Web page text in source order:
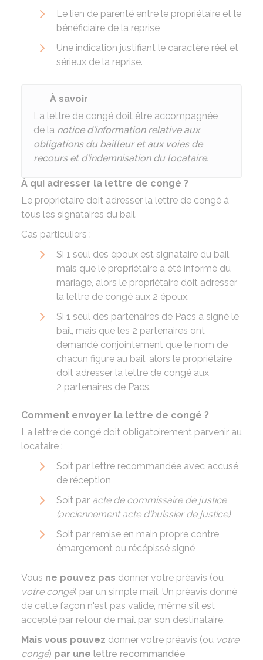
Le lien de parenté entre le propriétaire et le
bénéficiaire de la reprise
Une indication justifiant le caractère réel et
sérieux de la reprise.
À savoir
La lettre de congé doit être accompagnée
de la notice d'information relative aux
obligations du bailleur et aux voies de
recours et d'indemnisation du locataire.
À qui adresser la lettre de congé ?
Le propriétaire doit adresser la lettre de congé à
tous les signataires du bail.
Cas particuliers :
Si 1 seul des époux est signataire du bail,
mais que le propriétaire a été informé du
mariage, alors le propriétaire doit adresser
la lettre de congé aux 2 époux.
Si 1 seul des partenaires de Pacs a signé le
bail, mais que les 2 partenaires ont
demandé conjointement que le nom de
chacun figure au bail, alors le propriétaire
doit adresser la lettre de congé aux
2 partenaires de Pacs.
Comment envoyer la lettre de congé ?
La lettre de congé doit obligatoirement parvenir au
locataire :
Soit par lettre recommandée avec accusé
de réception
Soit par acte de commissaire de justice
(anciennement acte d'huissier de justice)
Soit par remise en main propre contre
émargement ou récépissé signé
Vous ne pouvez pas donner votre préavis (ou
votre congé) par un simple mail. Un préavis donné
de cette façon n'est pas valide, même s'il est
accepté par retour de mail par son destinataire.
Mais vous pouvez donner votre préavis (ou votre
congé) par une lettre recommandée